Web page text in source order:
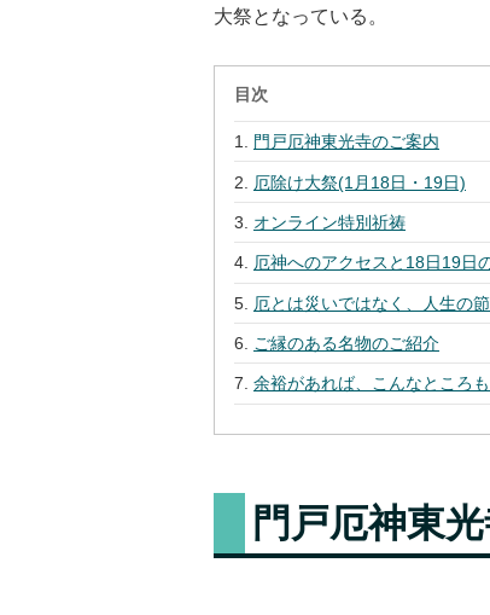
大祭となっている。
目次
門戸厄神東光寺のご案内
厄除け大祭(1月18日・19日)
オンライン特別祈祷
厄神へのアクセスと18日19日
厄とは災いではなく、人生の節
ご縁のある名物のご紹介
余裕があれば、こんなところ
門戸厄神東